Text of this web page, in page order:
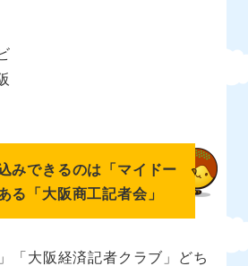
みできるのは「マイドー
る「大阪商工記者会」
「大阪経済記者クラブ」どち